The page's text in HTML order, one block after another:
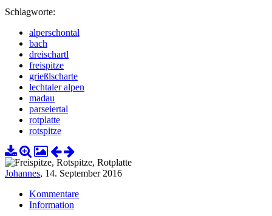
Schlagworte:
alperschontal
bach
dreischartl
freispitze
grießlscharte
lechtaler alpen
madau
parseiertal
rotplatte
rotspitze
Johannes, 14. September 2016
Kommentare
Information